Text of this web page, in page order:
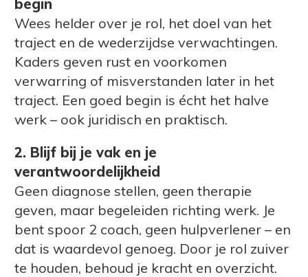
begin
Wees helder over je rol, het doel van het
traject en de wederzijdse verwachtingen.
Kaders geven rust en voorkomen
verwarring of misverstanden later in het
traject. Een goed begin is écht het halve
werk – ook juridisch en praktisch.
2. Blijf bij je vak en je
verantwoordelijkheid
Geen diagnose stellen, geen therapie
geven, maar begeleiden richting werk. Je
bent spoor 2 coach, geen hulpverlener – en
dat is waardevol genoeg. Door je rol zuiver
te houden, behoud je kracht en overzicht.